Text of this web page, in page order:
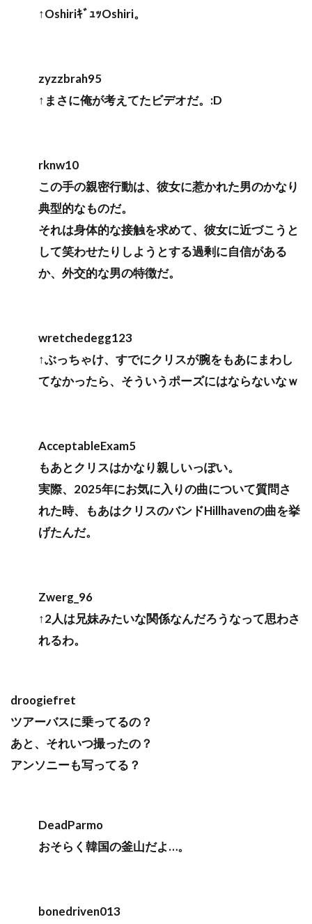
↑OshiriｷﾞｭｯOshiri。
zyzzbrah95
↑まさに俺が考えてたビデオだ。:D
rknw10
この手の親密行動は、彼女に惹かれた男のかなり
典型的なものだ。
それは身体的な接触を求めて、彼女に近づこうと
して笑わせたりしようとする過剰に自信がある
か、外交的な男の特徴だ。
wretchedegg123
↑ぶっちゃけ、すでにクリスが腕をもあにまわし
てなかったら、そういうポーズにはならないなｗ
AcceptableExam5
もあとクリスはかなり親しいっぽい。
実際、2025年にお気に入りの曲について質問さ
れた時、もあはクリスのバンドHillhavenの曲を挙
げたんだ。
Zwerg_96
↑2人は兄妹みたいな関係なんだろうなって思わさ
れるわ。
droogiefret
ツアーバスに乗ってるの？
あと、それいつ撮ったの？
アンソニーも写ってる？
DeadParmo
おそらく韓国の釜山だよ…。
bonedriven013